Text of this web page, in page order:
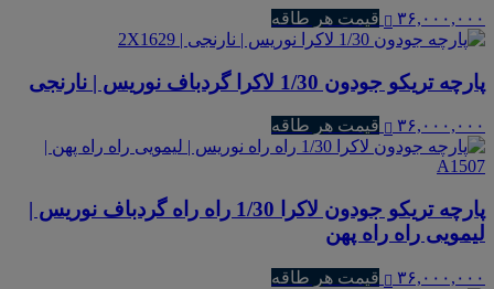
۳۶,۰۰۰,۰۰۰ قیمت هر طاقه
پارچه تریکو جودون 1/30 لاکرا گردباف نوریس | نارنجی
۳۶,۰۰۰,۰۰۰ قیمت هر طاقه
پارچه تریکو جودون لاکرا 1/30 راه راه گردباف نوریس |
لیمویی راه راه پهن
۳۶,۰۰۰,۰۰۰ قیمت هر طاقه